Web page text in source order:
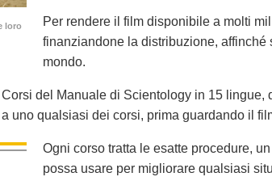
loro
Per rendere il film disponibile a molti
finanziandone la distribuzione,
mondo.
del Manuale di Scientology in 15
uno qualsiasi dei corsi, prima guardando il
Ogni corso tratta le esatte procedure,
possa usare per migliorare qualsiasi